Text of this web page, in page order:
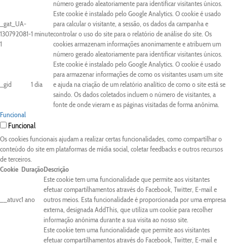
número gerado aleatoriamente para identificar visitantes únicos.
_gat_UA-
130792081-
1
1 minute
Este cookie é instalado pelo Google Analytics. O cookie é usado
para calcular o visitante, a sessão, os dados da campanha e
controlar o uso do site para o relatório de análise do site. Os
cookies armazenam informações anonimamente e atribuem um
número gerado aleatoriamente para identificar visitantes únicos.
_gid 1 dia
Este cookie é instalado pelo Google Analytics. O cookie é usado
para armazenar informações de como os visitantes usam um site
e ajuda na criação de um relatório analítico de como o site está se
saindo. Os dados coletados incluem o número de visitantes, a
fonte de onde vieram e as páginas visitadas de forma anônima.
Funcional
Funcional
Os cookies funcionais ajudam a realizar certas funcionalidades, como compartilhar o
conteúdo do site em plataformas de mídia social, coletar feedbacks e outros recursos
de terceiros.
Cookie DuraçãoDescrição
__atuvc1 ano
Este cookie tem uma funcionalidade que permite aos visitantes
efetuar compartilhamentos através do Facebook, Twitter, E-mail e
outros meios. Esta funcionalidade é proporcionada por uma empresa
externa, designada AddThis, que utiliza um cookie para recolher
informação anónima durante a sua visita ao nosso site.
Este cookie tem uma funcionalidade que permite aos visitantes
efetuar compartilhamentos através do Facebook, Twitter, E-mail e